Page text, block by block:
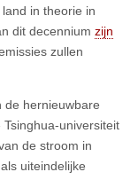
in theorie in
dit decennium zijn
zullen
de hernieuwbare
universiteit
de stroom in
uiteindelijke